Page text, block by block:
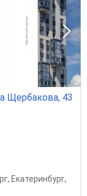
Щербакова, 43
, Екатеринбург,